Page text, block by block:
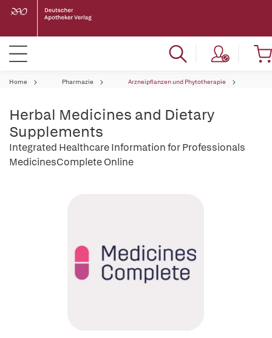
Home Pharmazie Arzneipflanzen und Phytotherapie
Herbal Medicines and Dietary
Supplements
Integrated Healthcare Information for Professionals
MedicinesComplete Online